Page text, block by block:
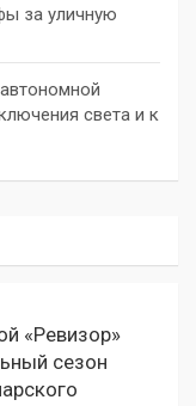
за уличную
света и к
«Ревизор»
сезон